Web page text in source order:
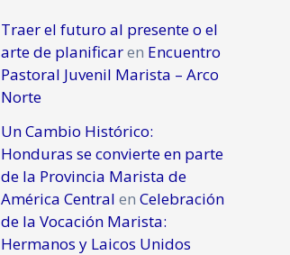
Traer el futuro al presente o el
arte de planificaren Encuentro
Pastoral Juvenil Marista – Arco
Norte
Un Cambio Histórico:
Honduras se convierte en parte
de la Provincia Marista de
América Central en Celebración
de la Vocación Marista:
Hermanos y Laicos Unidos